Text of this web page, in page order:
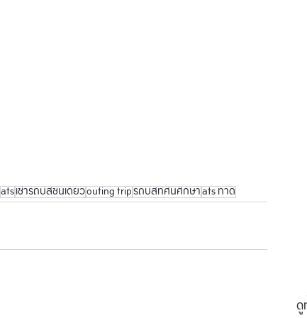
atsเช่ารถบัสชั้นเดียวouting tripรถบัสทัศนศึกษาats ทำดี